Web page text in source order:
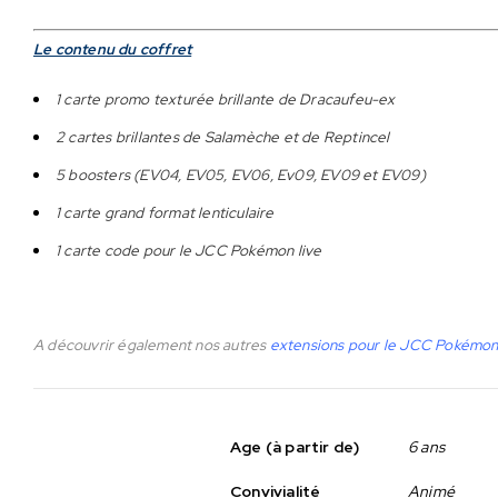
Le contenu du coffret
1 carte promo texturée brillante de Dracaufeu-ex
2 cartes brillantes de Salamèche et de Reptincel
5 boosters (EV04, EV05, EV06, Ev09, EV09 et EV09)
1 carte grand format lenticulaire
1 carte code pour le JCC Pokémon live
A découvrir également nos autresextensions pour le JCC Pokémon
Age (à partir de) 6 ans
Convivialité Animé